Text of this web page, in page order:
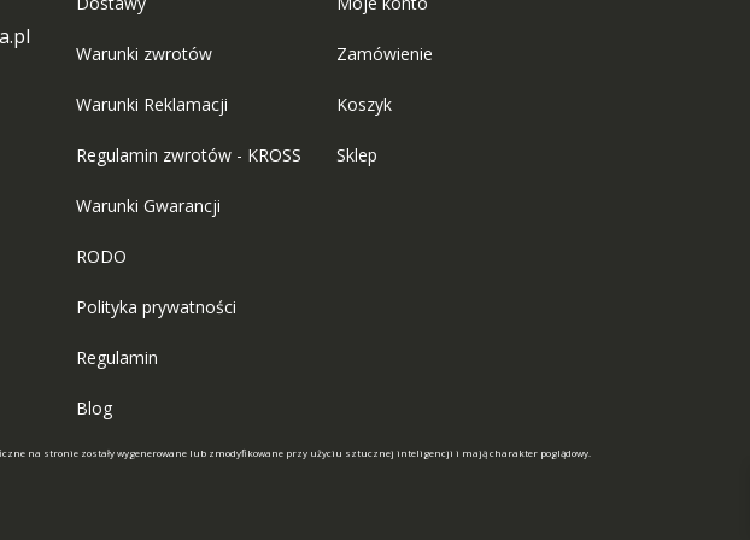
Warunki zwrotów
Warunki Reklamacji
Regulamin zwrotów - KROSS
Warunki Gwarancji
RODO
Polityka prywatności
Regulamin
Blog
Zamówienie
Koszyk
Sklep
na stronie zostały wygenerowane lub zmodyfikowane przy użyciu sztucznej inteligencji i mają charakter poglądowy.